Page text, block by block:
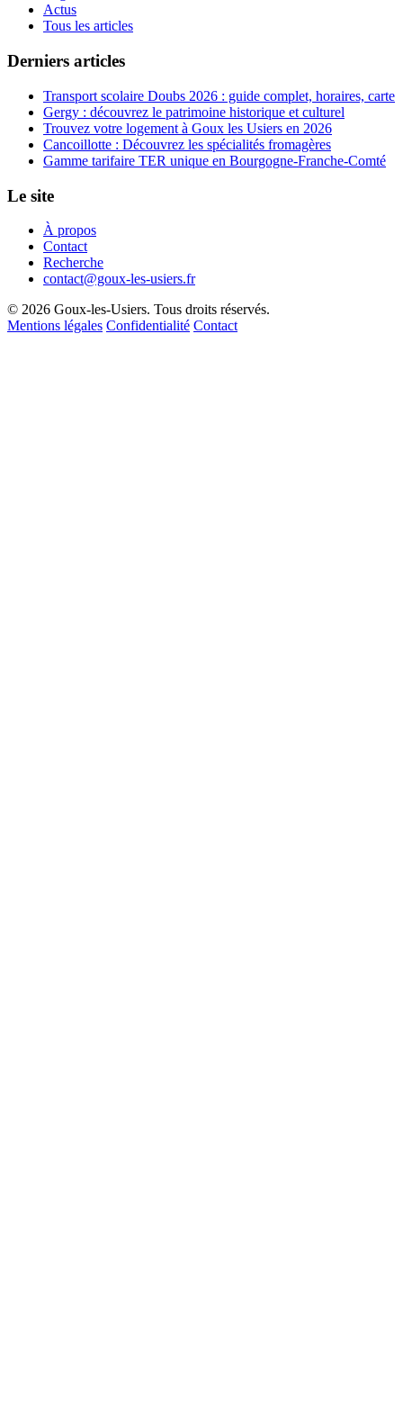
Actus
Tous les articles
Derniers articles
Transport scolaire Doubs 2026 : guide complet, horaires, carte
Gergy : découvrez le patrimoine historique et culturel
Trouvez votre logement à Goux les Usiers en 2026
Cancoillotte : Découvrez les spécialités fromagères
Gamme tarifaire TER unique en Bourgogne-Franche-Comté
Le site
À propos
Contact
Recherche
contact@goux-les-usiers.fr
© 2026 Goux-les-Usiers. Tous droits réservés.
Mentions légales Confidentialité Contact